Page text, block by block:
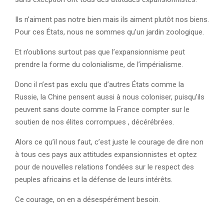
Ils n’aiment pas notre bien mais ils aiment plutôt nos biens.
Pour ces États, nous ne sommes qu’un jardin zoologique.
Et n’oublions surtout pas que l’expansionnisme peut
prendre la forme du colonialisme, de l’impérialisme.
Donc il n’est pas exclu que d’autres États comme la
Russie, la Chine pensent aussi à nous coloniser, puisqu’ils
peuvent sans doute comme la France compter sur le
soutien de nos élites corrompues , décérébrées.
Alors ce qu’il nous faut, c’est juste le courage de dire non
à tous ces pays aux attitudes expansionnistes et optez
pour de nouvelles relations fondées sur le respect des
peuples africains et la défense de leurs intérêts.
Ce courage, on en a désespérément besoin.